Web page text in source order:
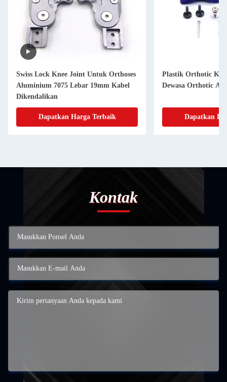
Swiss Lock Knee Joint Untuk Orthoses
Aluminium 7075 Lebar 19mm Kabel
Dikendalikan
Dapatkan Harga Terbaik
Plastik Orthotic
Dewasa Orthotic
Dapatkan
Kontak